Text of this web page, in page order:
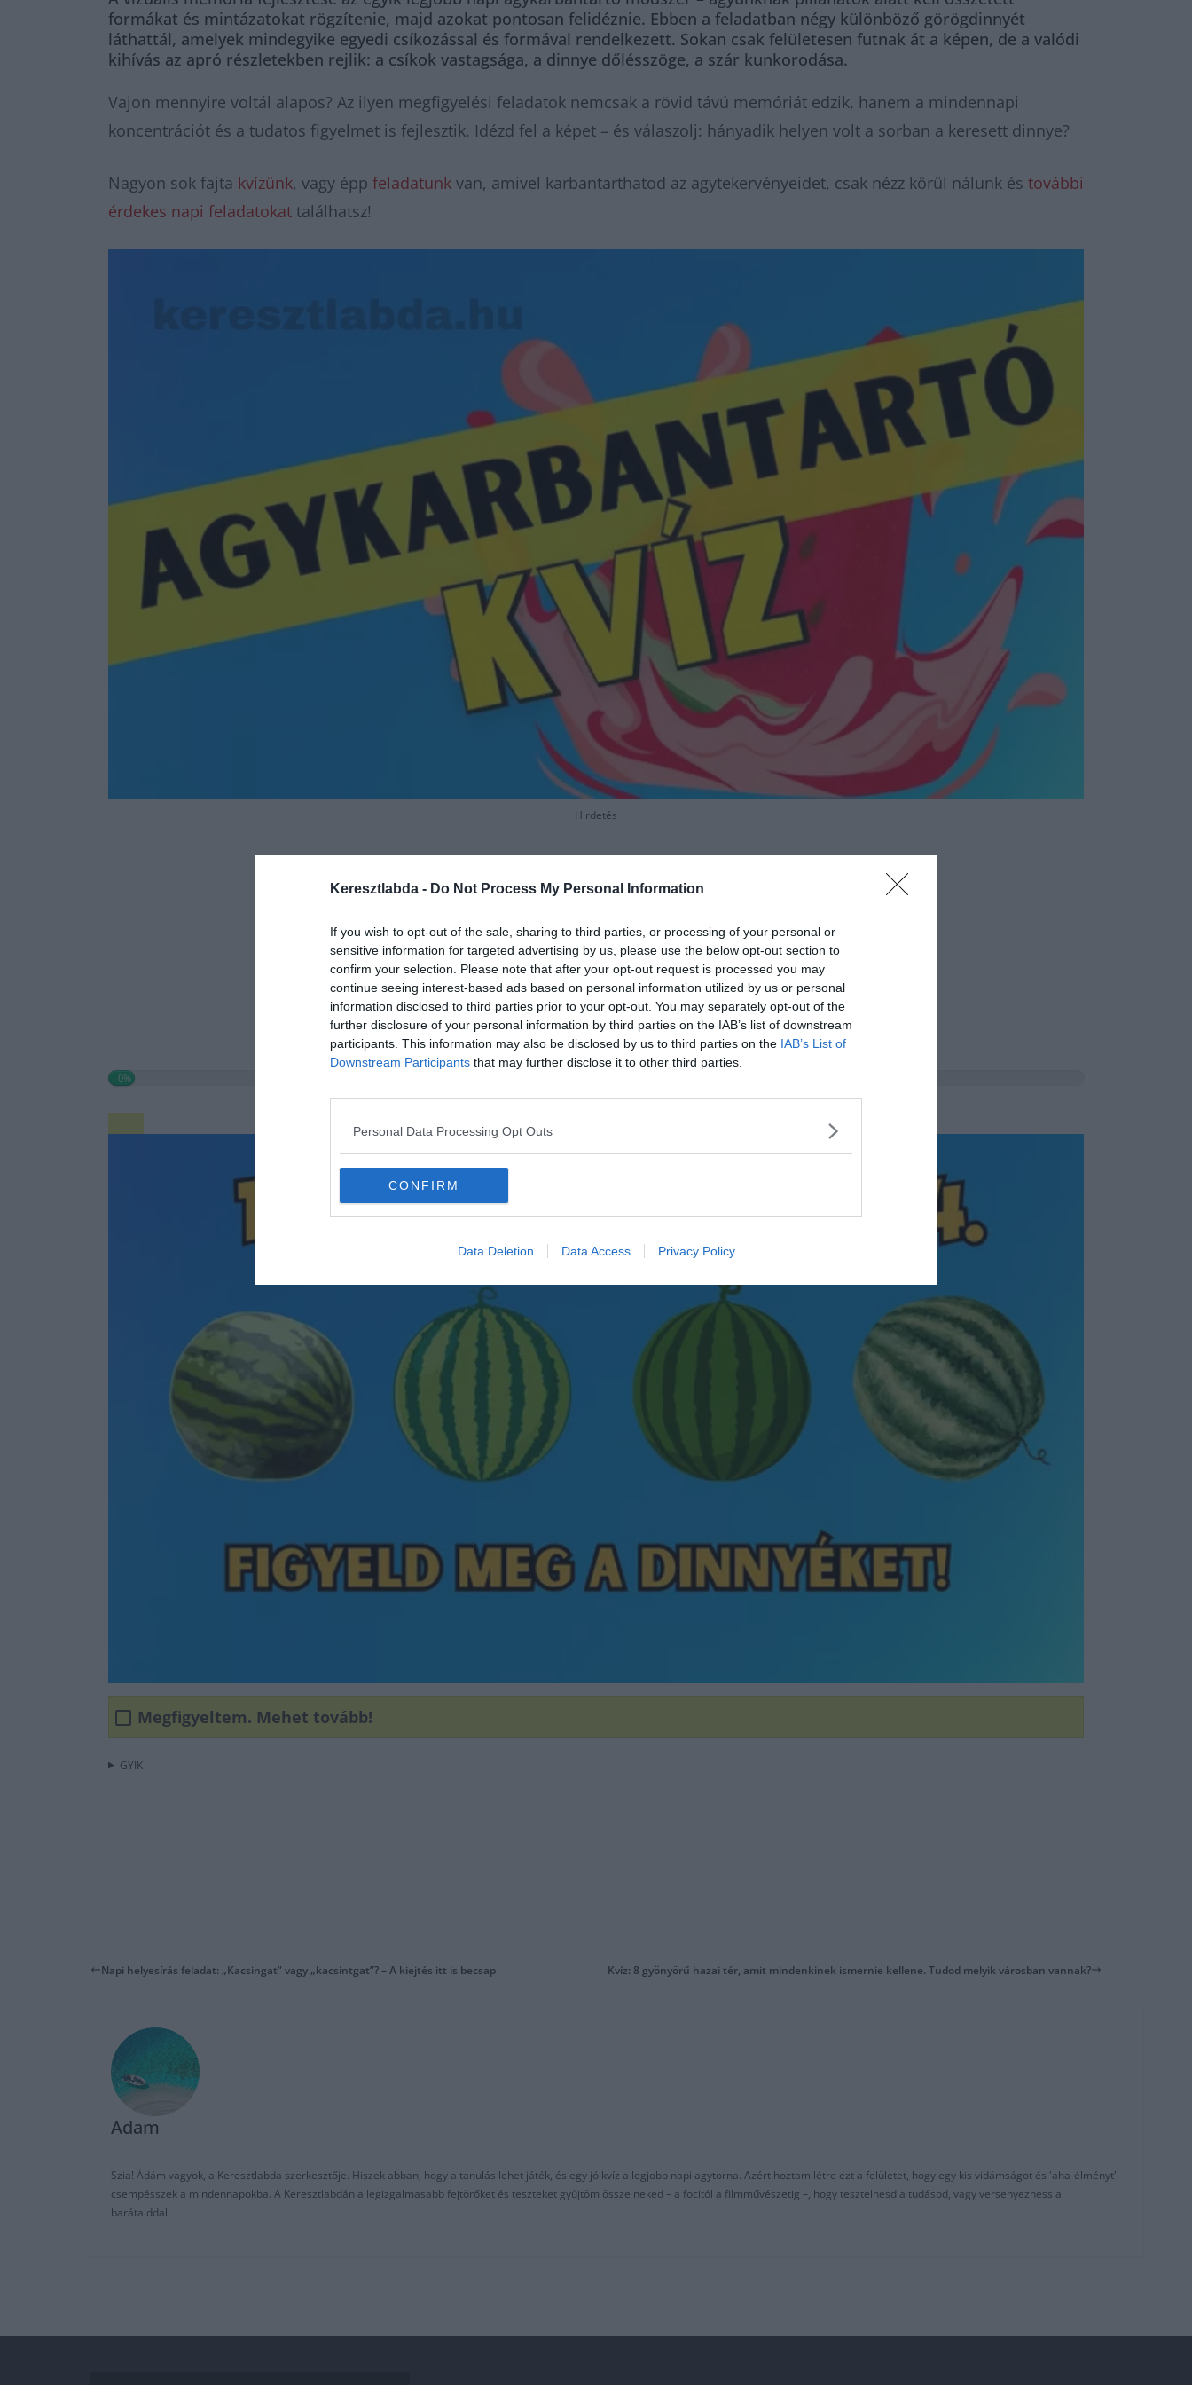
Keresztlabda - Do Not Process My Personal Information
If you wish to opt-out of the sale, sharing to third parties, or processing of your personal or
sensitive information for targeted advertising by us, please use the below opt-out section to
confirm your selection. Please note that after your opt-out request is processed you may
continue seeing interest-based ads based on personal information utilized by us or personal
information disclosed to third parties prior to your opt-out. You may separately opt-out of the
further disclosure of your personal information by third parties on the IAB’s list of downstream
participants. This information may also be disclosed by us to third parties on the IAB’s List of
Downstream Participants that may further disclose it to other third parties.
Personal Data Processing Opt Outs
CONFIRM
Data Deletion Data Access Privacy Policy
formákat és mintázatokat rögzítenie, majd azokat pontosan felidéznie. Ebben a feladatban négy különböző görögdinnyét
láthattál, amelyek mindegyike egyedi csíkozással és formával rendelkezett. Sokan csak felületesen futnak át a képen, de a valódi
kihívás az apró részletekben rejlik: a csíkok vastagsága, a dinnye dőlésszöge, a szár kunkorodása.
Vajon mennyire voltál alapos? Az ilyen megfigyelési feladatok nemcsak a rövid távú memóriát edzik, hanem a mindennapi
koncentrációt és a tudatos figyelmet is fejlesztik. Idézd fel a képet – és válaszolj: hányadik helyen volt a sorban a keresett dinnye?
Nagyon sok fajta kvízünk, vagy épp feladatunk van, amivel karbantarthatod az agytekervényeidet, csak nézz körül nálunk és további
érdekes napi feladatokat találhatsz!
Hirdetés
0%
Megfigyeltem. Mehet tovább!
GYIK
Napi helyesírás feladat: „Kacsingat” vagy „kacsintgat”? – A kiejtés itt is becsap Kvíz: 8 gyönyörű hazai tér, amit mindenkinek ismernie kellene. Tudod melyik városban vannak?
Adam
Szia! Ádám vagyok, a Keresztlabda szerkesztője. Hiszek abban, hogy a tanulás lehet játék, és egy jó kvíz a legjobb napi agytorna. Azért hoztam létre ezt a felületet, hogy egy kis vidámságot és 'aha-élményt'
csempésszek a mindennapokba. A Keresztlabdán a legizgalmasabb fejtörőket és teszteket gyűjtöm össze neked – a focitól a filmművészetig –, hogy tesztelhesd a tudásod, vagy versenyezhess a
barátaiddal.